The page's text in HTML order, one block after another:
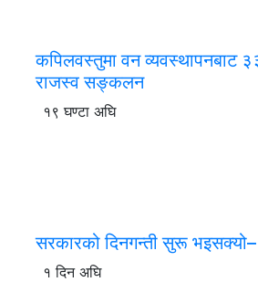
कपिलवस्तुमा वन व्यवस्थापनबाट
राजस्व सङ्कलन
१९ घण्टा अघि
सरकारको दिनगन्ती सुरू भइसक्यो–
१ दिन अघि